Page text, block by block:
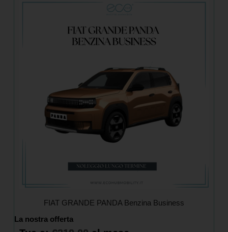
FIAT GRANDE PANDA Benzina Business
La nostra offerta